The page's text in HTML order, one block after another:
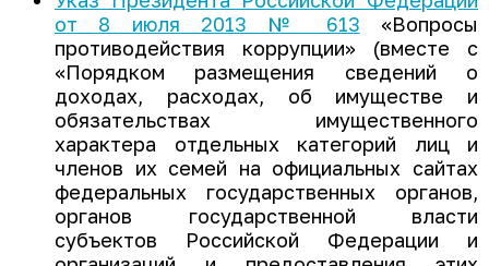
от 8 июля 2013 № 613 «Вопросы
противодействия коррупции» (вместе с
«Порядком размещения сведений о
доходах, расходах, об имуществе и
обязательствах имущественного
характера отдельных категорий лиц и
членов их семей на официальных сайтах
федеральных государственных органов,
органов государственной власти
субъектов Российской Федерации и